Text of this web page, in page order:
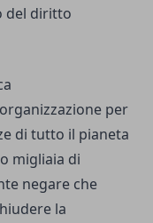
del diritto
per
di tutto il pianeta
migliaia di
negare che
la